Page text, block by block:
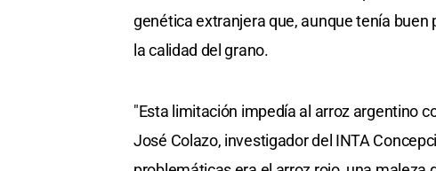
genética extranjera que, aunque tenía
la calidad del grano.
"Esta limitación impedía al arroz argentino
José Colazo, investigador del INTA